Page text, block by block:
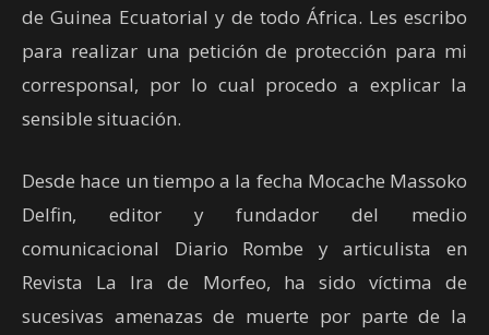
de Guinea Ecuatorial y de todo África. Les escribo
para realizar una petición de protección para mi
corresponsal, por lo cual procedo a explicar la
sensible situación.
Desde hace un tiempo a la fecha Mocache Massoko
Delfin, editor y fundador del medio
comunicacional Diario Rombe y articulista en
Revista La Ira de Morfeo, ha sido víctima de
sucesivas amenazas de muerte por parte de la